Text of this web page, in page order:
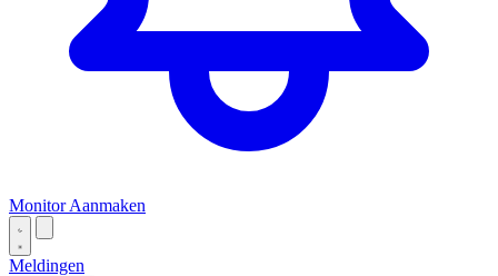
Monitor Aanmaken
Meldingen